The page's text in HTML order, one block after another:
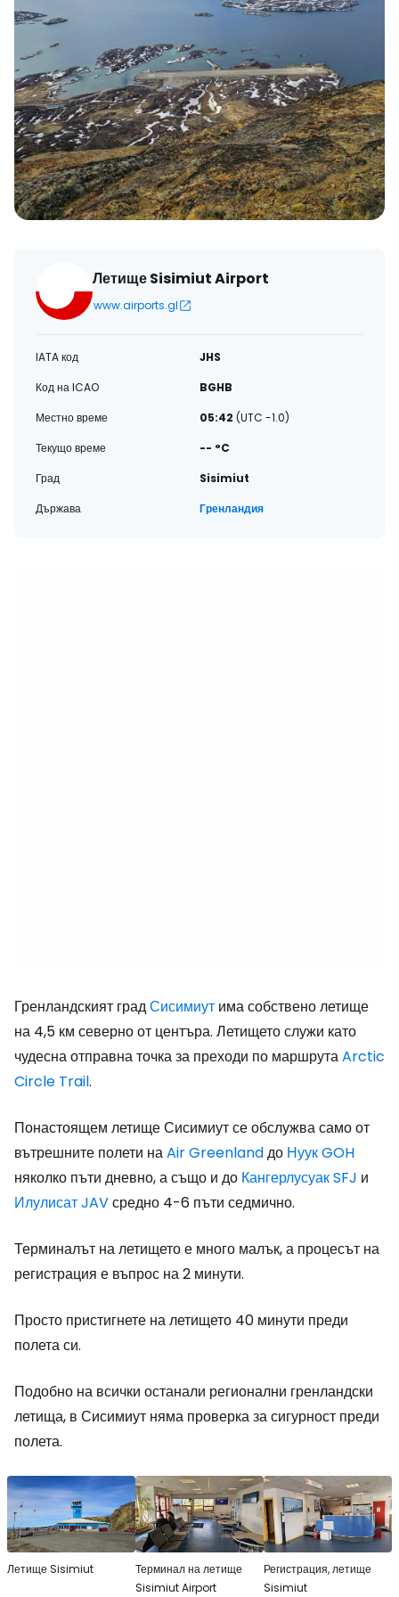
Летище Sisimiut Airport
www.airports.gl
IATA код
JHS
Код на ICAO
BGHB
Местно време
05:42 (UTC -1.0)
Текущо време
-- °C
Град
Sisimiut
Държава
Гренландия
Гренландският градСисимиут има собствено летище
на 4,5 км северно от центъра. Летището служи като
чудесна отправна точка за преходи по маршрутаArctic
Circle Trail.
Понастоящем летище Сисимиут се обслужва само от
вътрешните полети наAir Greenlandдо Нуук GOH
няколко пъти дневно, а също и до Кангерлусуак SFJ и
Илулисат JAVсредно 4-6 пъти седмично.
Терминалът на летището е много малък, а процесът на
регистрация е въпрос на 2 минути.
Просто пристигнете на летището 40 минути преди
полета си.
Подобно на всички останали регионални гренландски
летища, в Сисимиут няма проверка за сигурност преди
полета.
Летище Sisimiut
Терминал на летище
Sisimiut Airport
Регистрация, летище
Sisimiut